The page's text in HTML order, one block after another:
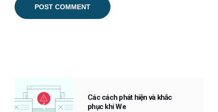
Các cách phát hiện và khắc
phục khi We